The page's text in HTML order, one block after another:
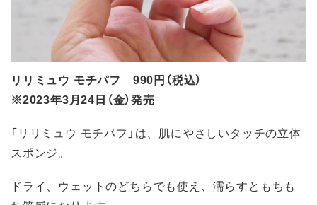
リリミュウ モチパフ 990円（税込）
※2023年3月24日（金）発売
「リリミュウ モチパフ」は、肌にやさしいタッチの立体
スポンジ。
ドライ、ウェットのどちらでも使え、濡らすともちも